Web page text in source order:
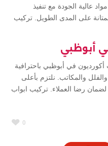
عالية الجودة مع تنفيذ
على المدى الطويل. تركيب
أبوظبي
في أبوظبي باحترافية
والمكاتب. نلتزم بأعلى
رضا العملاء. تركيب ابواب
0